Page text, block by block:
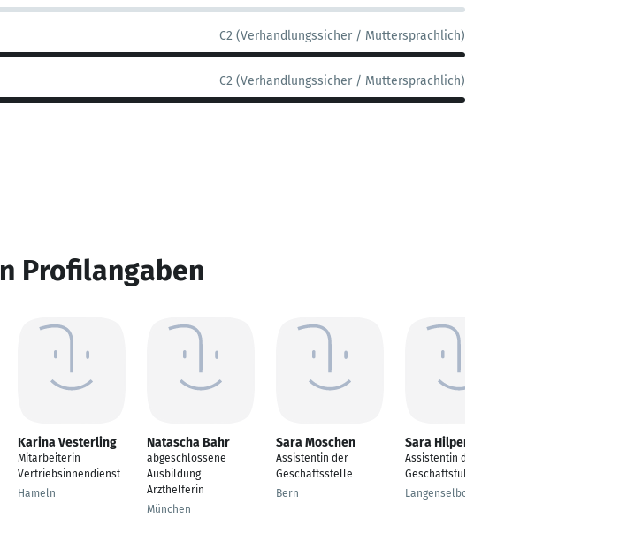
C2 (Verhandlungssicher / Muttersprachlich)
C2 (Verhandlungssicher / Muttersprachlich)
Profilangaben
Karina Vesterling
Mitarbeiterin
Vertriebsinnendienst
Hameln
Natascha Bahr
abgeschlossene
Ausbildung
Arzthelferin
München
Sara Moschen
Assistentin der
Geschäftsstelle
Bern
Sara Hilpert
Assistentin der
Geschäftsführung
Langenselbold